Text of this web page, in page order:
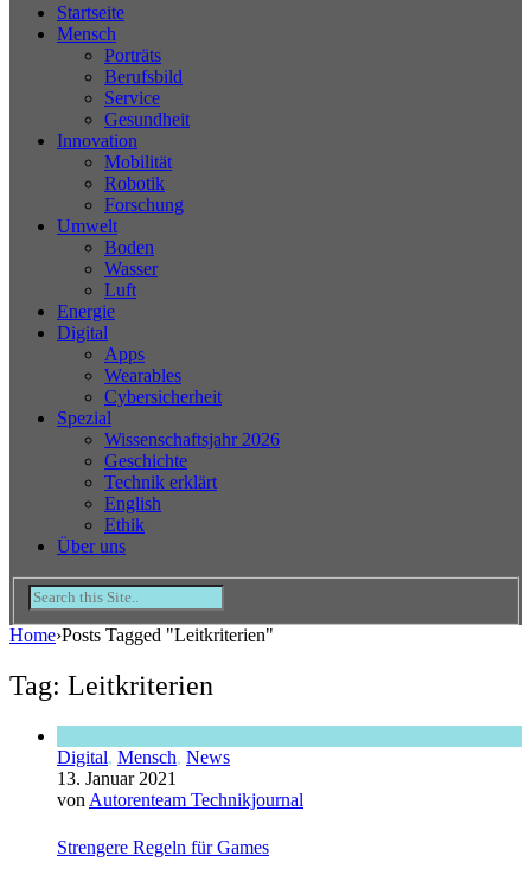
Startseite
Mensch
Porträts
Berufsbild
Service
Gesundheit
Innovation
Mobilität
Robotik
Forschung
Umwelt
Boden
Wasser
Luft
Energie
Digital
Apps
Wearables
Cybersicherheit
Spezial
Wissenschaftsjahr 2026
Geschichte
Technik erklärt
English
Ethik
Über uns
Home›Posts Tagged "Leitkriterien"
Tag: Leitkriterien
Digital, Mensch, News
13. Januar 2021
von Autorenteam Technikjournal
Strengere Regeln für Games